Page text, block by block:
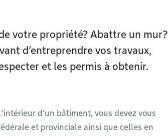
votre propriété? Abattre un mur?
d’entreprendre vos travaux,
et les permis à obtenir.
d’un bâtiment, vous devez vous
et provinciale ainsi que celles en